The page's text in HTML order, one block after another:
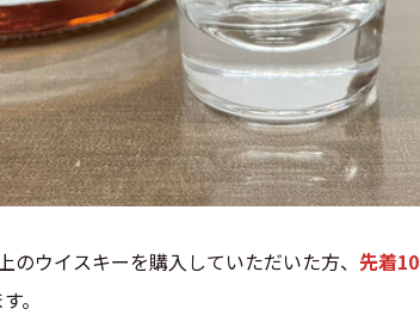
のウイスキーを購入していただいた方、 先着
。